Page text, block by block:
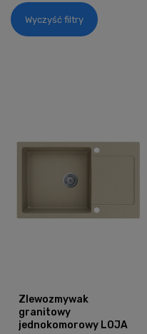
Wyczyść filtry
Zlewozmywak
granitowy
jednokomorowy LOJA